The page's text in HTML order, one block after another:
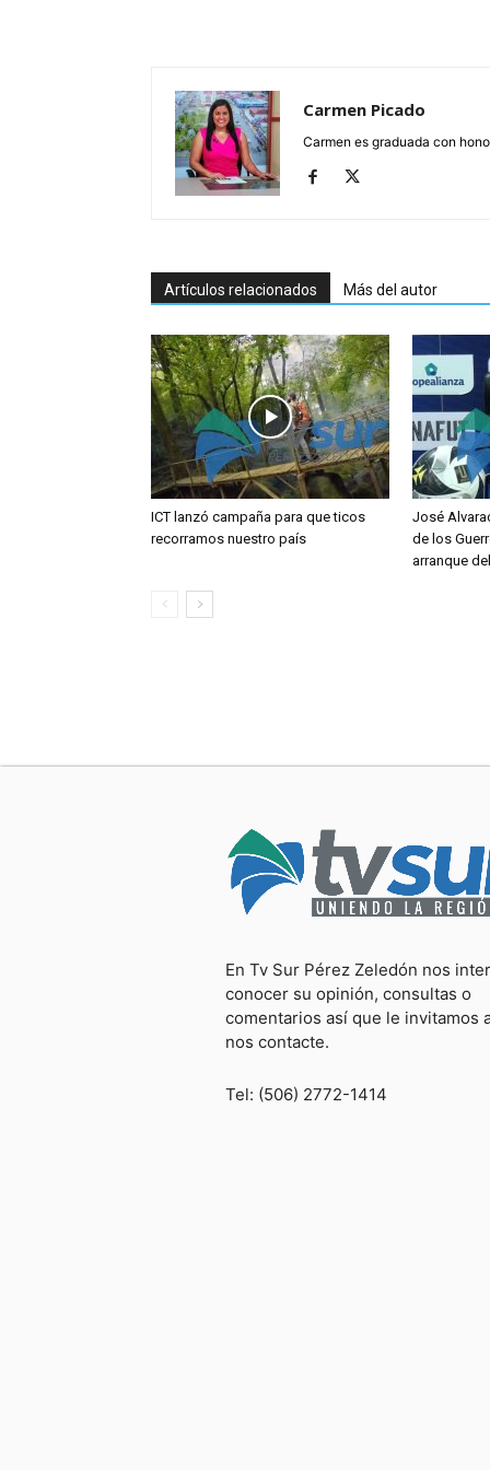
Carmen Picado
Carmen es graduada con
Artículos relacionados Más del autor
ICT lanzó campaña para que ticos
recorramos nuestro país
José
de los
arranque
En Tv Sur Pérez Zeledón nos
conocer su opinión, consultas o
comentarios así que le invitamos
nos contacte.
Tel: (506) 2772-1414